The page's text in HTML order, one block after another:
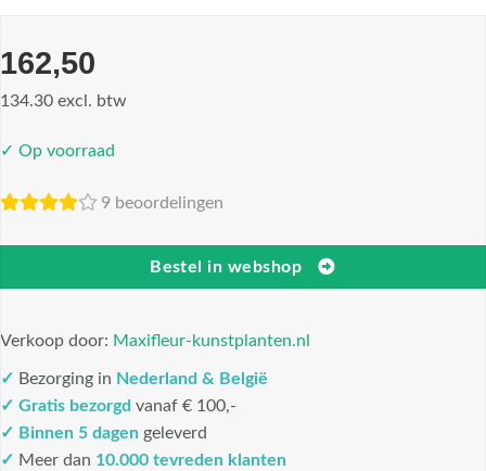
162,50
134.30 excl. btw
✓ Op voorraad
9 beoordelingen
Bestel in webshop
Verkoop door: Maxifleur-kunstplanten.nl
✓ Bezorging in Nederland & België
✓ Gratis bezorgd vanaf € 100,-
✓ Binnen 5 dagen geleverd
✓ Meer dan 10.000 tevreden klanten